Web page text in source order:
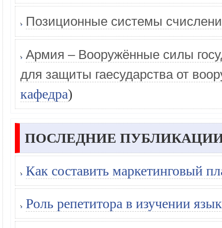
Позиционные системы
Армия – Вооружённые силы
для защиты гаeсударства от
кафедра)
ПОСЛЕДНИЕ
Как составить маркетинговый
Роль репетитора в изучении